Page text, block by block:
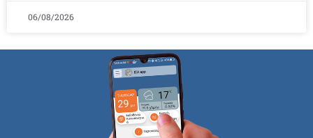
06/08/2026